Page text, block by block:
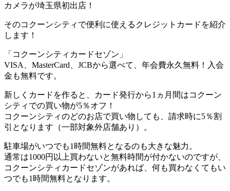
カメラが埼玉県初出店！
そのコクーンシティで便利に使えるクレジットカードを紹介
します！
「コクーンシティカードセゾン」
VISA、MasterCard、JCBから選べて、年会費永久無料！入会
金も無料です。
新しくカードを作ると、カード発行から1ヵ月間はコクーン
シティでの買い物が5％オフ！
コクーンシティのどのお店で買い物しても、請求時に5％割
引となります（一部対象外店舗あり）。
駐車場がいつでも1時間無料となるのも大きな魅力。
通常は1000円以上買わないと無料時間が付かないのですが、
コクーンシティカードセゾンがあれば、何も買わなくてもい
つでも1時間無料となります。